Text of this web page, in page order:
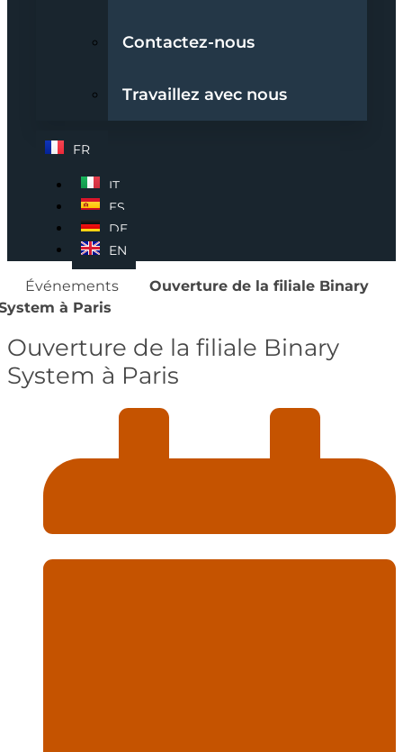
Contactez-nous
Travaillez avec nous
FR
IT
ES
DE
EN
Événements
Ouverture de la filiale Binary
à Paris
Ouverture de la filiale Binary
System à Paris